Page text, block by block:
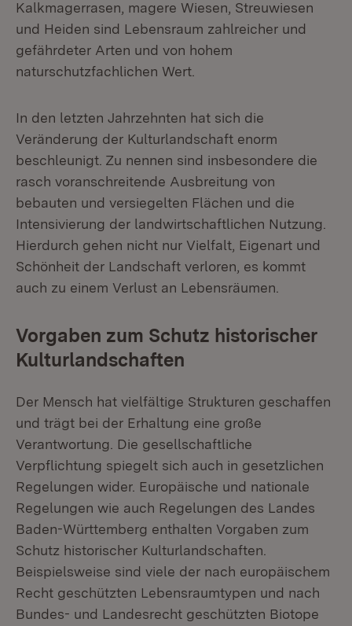
Kalkmagerrasen, magere Wiesen, Streuwiesen
und Heiden sind Lebensraum zahlreicher und
gefährdeter Arten und von hohem
naturschutzfachlichen Wert.
In den letzten Jahrzehnten hat sich die
Veränderung der Kulturlandschaft enorm
beschleunigt. Zu nennen sind insbesondere die
rasch voranschreitende Ausbreitung von
bebauten und versiegelten Flächen und die
Intensivierung der landwirtschaftlichen Nutzung.
Hierdurch gehen nicht nur Vielfalt, Eigenart und
Schönheit der Landschaft verloren, es kommt
auch zu einem Verlust an Lebensräumen.
Vorgaben zum Schutz historischer
Kulturlandschaften
Der Mensch hat vielfältige Strukturen geschaffen
und trägt bei der Erhaltung eine große
Verantwortung. Die gesellschaftliche
Verpflichtung spiegelt sich auch in gesetzlichen
Regelungen wider. Europäische und nationale
Regelungen wie auch Regelungen des Landes
Baden-Württemberg enthalten Vorgaben zum
Schutz historischer Kulturlandschaften.
Beispielsweise sind viele der nach europäischem
Recht geschützten Lebensraumtypen und nach
Bundes- und Landesrecht geschützten Biotope